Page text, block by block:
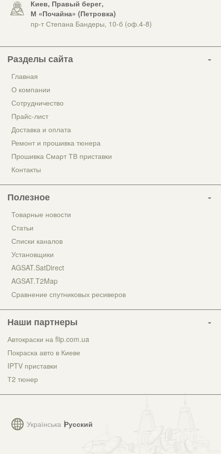
Киев, Правый берег,
М «Почайна» (Петровка)
пр-т Степана Бандеры, 10-б (оф.4-8)
Українська Русский
Разделы сайта
Главная
О компании
Сотрудничество
Прайс-лист
Доставка и оплата
Ремонт и прошивка тюнера
Прошивка Смарт ТВ приставки
Контакты
Полезное
Товарные новости
Статьи
Списки каналов
Установщики
AGSAT.SatDirect
AGSAT.T2Map
Сравнение спутниковых ресиверов
Наши партнеры
Автокраски на flip.com.ua
Покраска авто в Киеве
IPTV приставки
Т2 тюнер